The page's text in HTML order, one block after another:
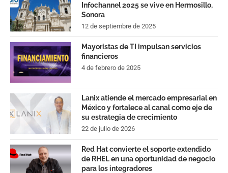
Infochannel 2025 se vive en Hermosillo,
Sonora
12 de septiembre de 2025
Mayoristas de TI impulsan servicios
financieros
4 de febrero de 2025
Lanix atiende el mercado empresarial en
México y fortalece al canal como eje de
su estrategia de crecimiento
22 de julio de 2026
Red Hat convierte el soporte extendido
de RHEL en una oportunidad de negocio
para los integradores